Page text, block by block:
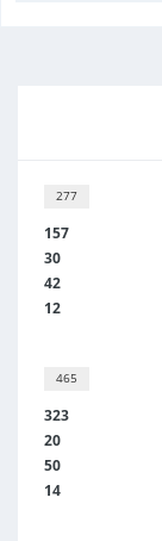
277
157
30
42
12
465
323
20
50
14